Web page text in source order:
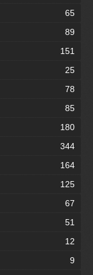
65
89
151
25
78
85
180
344
164
125
67
51
12
9